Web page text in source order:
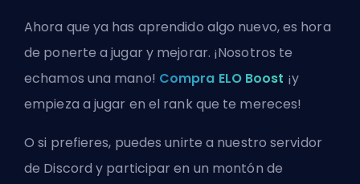
Ahora que ya has aprendido algo nuevo, es hora
de ponerte a jugar y mejorar. ¡Nosotros te
echamos una mano! Compra ELO Boost ¡y
empieza a jugar en el rank que te mereces!
O si prefieres, puedesunirte a nuestro servidor
de Discord y participar en un montón de